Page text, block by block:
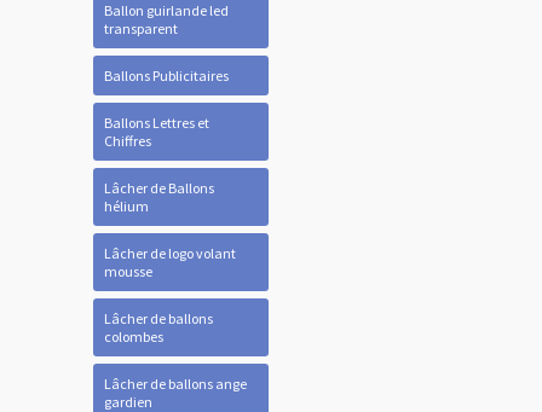
Ballon guirlande led
transparent
Ballons Publicitaires
Ballons Lettres et
Chiffres
Lâcher de Ballons
hélium
Lâcher de logo volant
mousse
Lâcher de ballons
colombes
Lâcher de ballons ange
gardien